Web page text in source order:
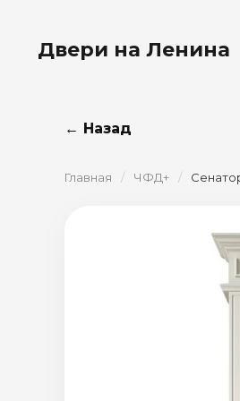
Двери на Ленина
← Назад
Главная / ЧФД+ /